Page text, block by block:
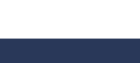
Длина, мм:
2750